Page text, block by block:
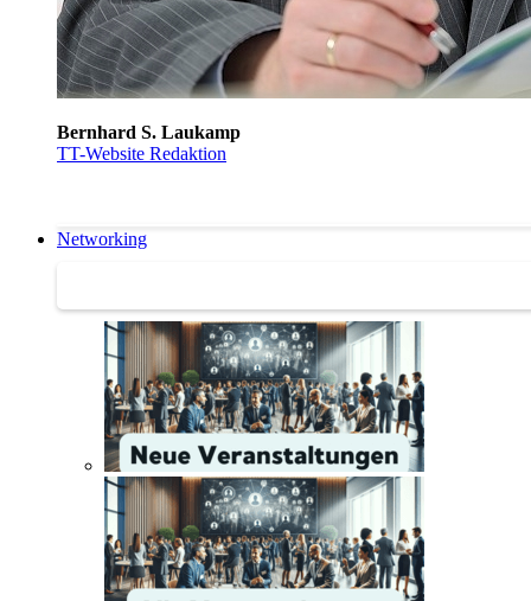
Bernhard S. Laukamp
TT-Website Redaktion
Networking